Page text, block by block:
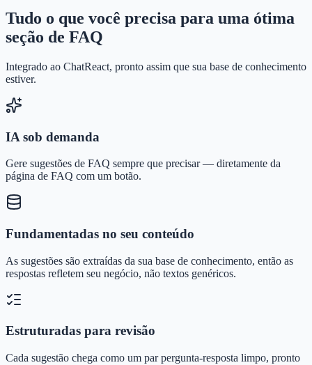
Tudo o que você precisa para uma ótima
seção de FAQ
Integrado ao ChatReact, pronto assim que sua base de conhecimento
estiver.
IA sob demanda
Gere sugestões de FAQ sempre que precisar — diretamente da
página de FAQ com um botão.
Fundamentadas no seu conteúdo
As sugestões são extraídas da sua base de conhecimento, então as
respostas refletem seu negócio, não textos genéricos.
Estruturadas para revisão
Cada sugestão chega como um par pergunta-resposta limpo, pronto